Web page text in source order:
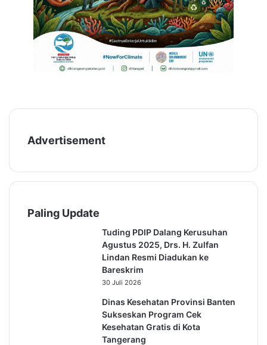
A
G
H
o
n
N
a
m
a
e
e
r
a
Advertisement
Paling Update
Tuding PDIP Dalang Kerusuhan
Agustus 2025, Drs. H. Zulfan
Lindan Resmi Diadukan ke
Bareskrim
30 Juli 2026
Dinas Kesehatan Provinsi Banten
Sukseskan Program Cek
Kesehatan Gratis di Kota
Tangerang